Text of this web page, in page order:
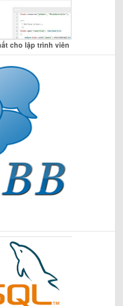
cho lập trình viên